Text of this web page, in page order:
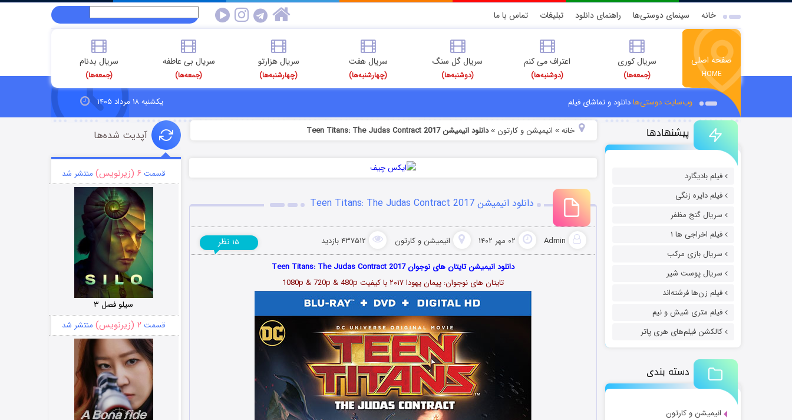
خانه سینمای دوستی‌ها راهنمای دانلود تبلیغات تماس با ما
صفحه اصلی
HOME
سریال کوری
(جمعه‌ها)
اعتراف می کنم
(دوشنبه‌ها)
سریال گل سنگ
(دوشنبه‌ها)
سریال هفت
(چهارشنبه‌ها)
سریال هزارتو
(چهارشنبه‌ها)
سریال بی عاطفه
(جمعه‌ها)
سریال بدنام
(جمعه‌ها)
وب‌سایت دوستی‌هادانلود و تماشای فیلم یکشنبه ۱۸ مرداد ۱۴۰۵
پیشنهادها
فیلم بادیگارد
فیلم دایره زنگی
سریال گنج مظفر
فیلم اخراجی ها ۱
سریال بازی مرکب
سریال پوست شیر
فیلم زن‌ها فرشته‌اند
فیلم متری شیش و نیم
کالکشن فیلم‌های هری پاتر
دسته بندی
انیمیشن و کارتون
خانه» انیمیشن و کارتون »دانلود انیمیشن Teen Titans: The Judas Contract 2017
دانلود انیمیشن Teen Titans: The Judas Contract 2017
Admin ۰۲ مهر ۱۴۰۲ انیمیشن و کارتون ۴۳۷۵۱۲ بازدید ۱۵ نظر
دانلود انیمیشن تایتان های نوجوان Teen Titans: The Judas Contract 2017
تایتان های نوجوان: پیمان یهودا ۲۰۱۷ با کیفیت 1080p & 720p & 480p
آپدیت شده‌ها
قسمت ۶ (زیرنویس) منتشر شد
سیلو فصل ۳
قسمت ۲ (زیرنویس) منتشر شد